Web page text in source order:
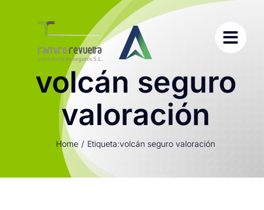
volcán seguro
valoración
Home Etiqueta:volcán seguro valoración